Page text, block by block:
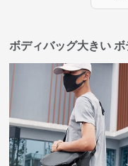
ボディバッグ大きい